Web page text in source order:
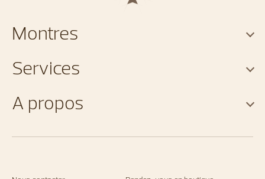
Montres
Services
A propos